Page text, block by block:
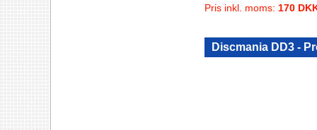
Pris inkl. moms: 170
Discmania DD3 -